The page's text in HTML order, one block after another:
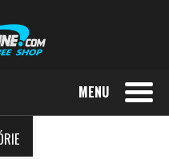
MENU